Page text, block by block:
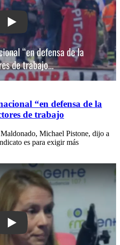
Play: Paro del Sunca a nivel nacional
“en defensa de la
de trabajo
Michael Pistone, dijo a
es para exigir más
Play: La mayor parte de los trabajos